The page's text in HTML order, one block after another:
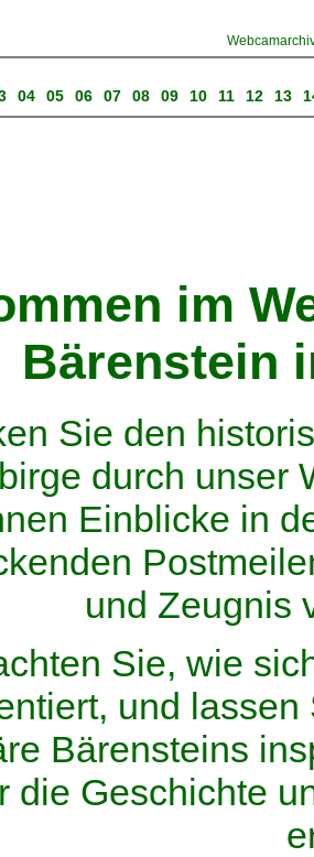
04 05 06 07 08 09 10 11 12 13
im
Bärenstein
Sie den
durch unser
Einblicke in
und Zeugnis
Sie, wie
und
Bärensteins
die Geschichte